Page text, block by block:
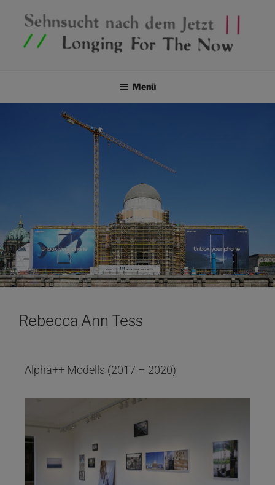
JETZT / LONGING FOR THE
NOW
Menü
Rebecca Ann Tess
Alpha++ Modells (2017 – 2020)